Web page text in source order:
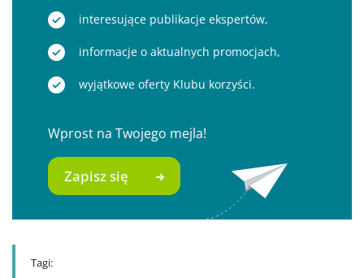
interesujące publikacje ekspertów,
informacje o aktualnych promocjach,
wyjątkowe oferty Klubu korzyści.
Wprost na Twojego mejla!
Zapisz się
Tagi: